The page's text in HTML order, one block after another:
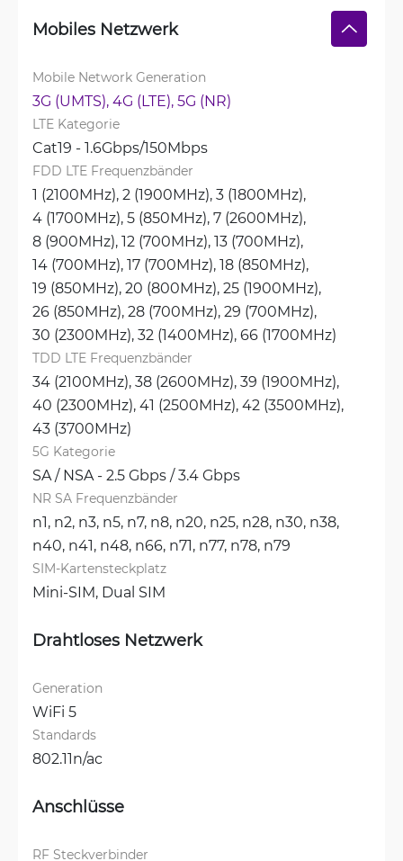
Mobiles Netzwerk
Mobile Network Generation
3G (UMTS), 4G (LTE), 5G (NR)
LTE Kategorie
Cat19 - 1.6Gbps/150Mbps
FDD LTE Frequenzbänder
1 (2100MHz), 2 (1900MHz), 3 (1800MHz),
4 (1700MHz), 5 (850MHz), 7 (2600MHz),
8 (900MHz), 12 (700MHz), 13 (700MHz),
14 (700MHz), 17 (700MHz), 18 (850MHz),
19 (850MHz), 20 (800MHz), 25 (1900MHz),
26 (850MHz), 28 (700MHz), 29 (700MHz),
30 (2300MHz), 32 (1400MHz), 66 (1700MHz)
TDD LTE Frequenzbänder
34 (2100MHz), 38 (2600MHz), 39 (1900MHz),
40 (2300MHz), 41 (2500MHz), 42 (3500MHz),
43 (3700MHz)
5G Kategorie
SA / NSA - 2.5 Gbps / 3.4 Gbps
NR SA Frequenzbänder
n1, n2, n3, n5, n7, n8, n20, n25, n28, n30, n38,
n40, n41, n48, n66, n71, n77, n78, n79
SIM-Kartensteckplatz
Mini-SIM, Dual SIM
Drahtloses Netzwerk
Generation
WiFi 5
Standards
802.11n/ac
Anschlüsse
RF Steckverbinder